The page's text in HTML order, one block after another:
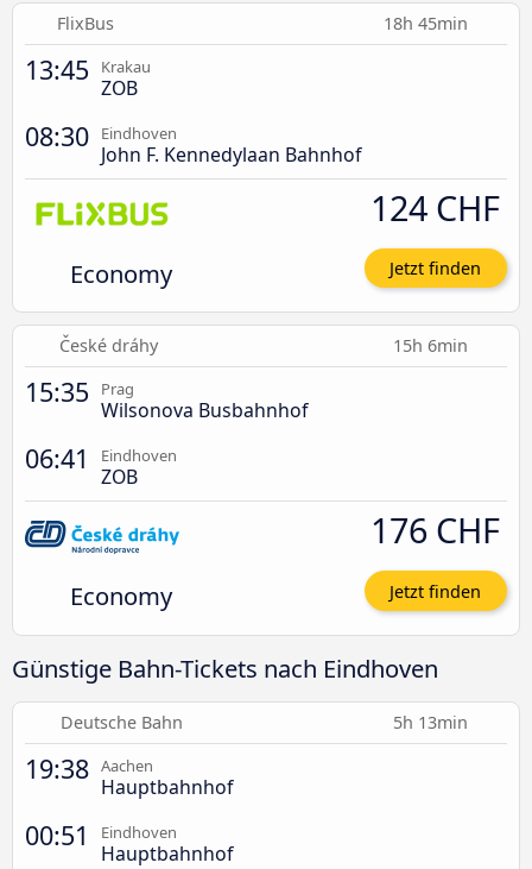
FlixBus 18h 45min
13:45 Krakau
ZOB
08:30 Eindhoven
John F. Kennedylaan Bahnhof
Economy
124 CHF
Jetzt finden
České dráhy 15h 6min
15:35 Prag
Wilsonova Busbahnhof
06:41 Eindhoven
ZOB
Economy
176 CHF
Jetzt finden
Günstige Bahn-Tickets nach Eindhoven
Deutsche Bahn 5h 13min
19:38 Aachen
Hauptbahnhof
00:51 Eindhoven
Hauptbahnhof